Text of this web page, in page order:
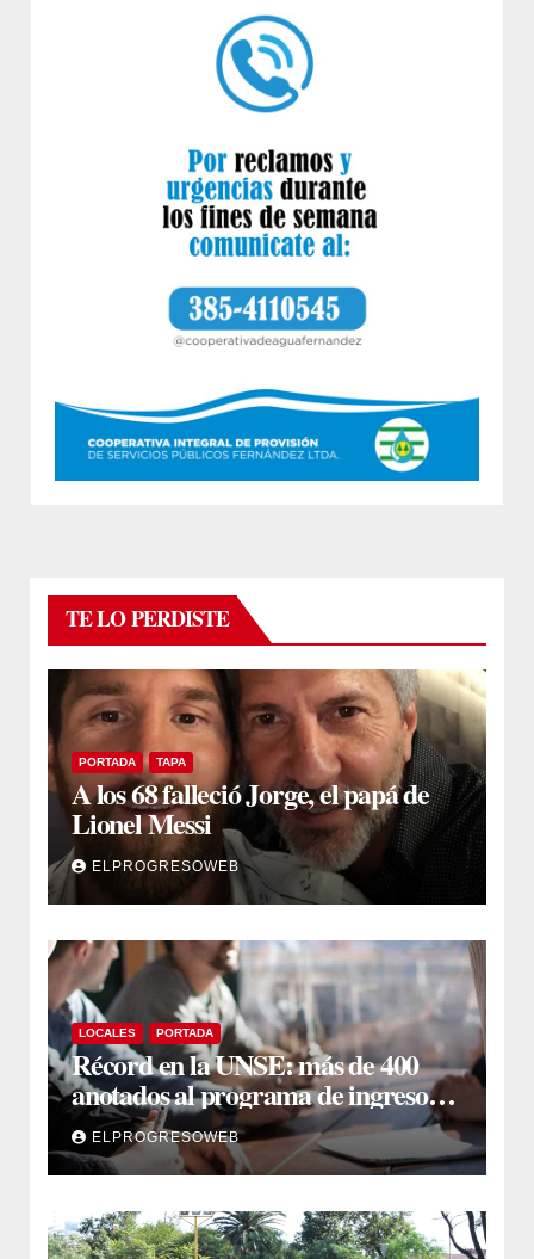
TE LO PERDISTE
PORTADA TAPA
A los 68 falleció Jorge, el papá de
Lionel Messi
ELPROGRESOWEB
LOCALES PORTADA
Récord en la UNSE: más de 400
anotados al programa de ingreso
sin secundario
ELPROGRESOWEB